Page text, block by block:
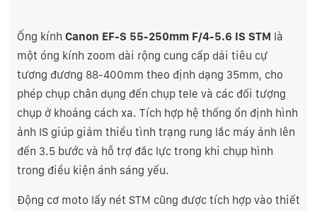
Ống kính Canon EF-S 55-250mm F/4-5.6 IS STM là
một óng kính zoom dài rộng cung cấp dải tiêu cự
tương đương 88-400mm theo định dạng 35mm, cho
phép chụp chân dụng đến chụp tele và các đối tượng
chụp ở khoảng cách xa. Tích hợp hệ thống ổn định hình
ảnh IS giúp giảm thiểu tình trạng rung lắc máy ảnh lên
đến 3.5 bước và hỗ trợ đắc lực trong khi chụp hình
trong điều kiện ánh sáng yếu.
Động cơ moto lấy nét STM cũng được tích hợp vào thiết